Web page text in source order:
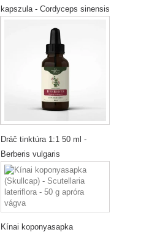
kapszula - Cordyceps sinensis
Dráč tinktúra 1:1 50 ml -
Berberis vulgaris
Kínai koponyasapka